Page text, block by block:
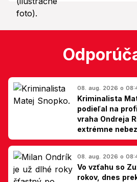
08. aug. 2026 o
Kriminalista
podieľal na
vraha Ondreja
extrémne
08. aug. 2026 o
Vo vzťahu so
rokov, dnes